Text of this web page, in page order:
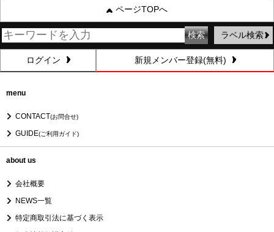
ページTOPへ
ラベル検索
ログイン 新規メンバー登録(無料)
menu
CONTACT(お問合せ)
GUIDE(ご利用ガイド)
about us
会社概要
NEWS一覧
特定商取引法に基づく表示